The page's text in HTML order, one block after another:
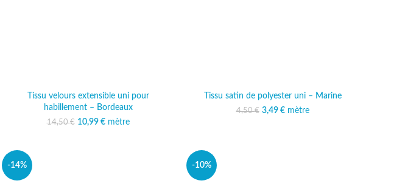
Tissu velours extensible uni pour
habillement – Bordeaux
14,50€
Le prix initial était :
10,99 € Le prix actuel est :
mètre
Tissu satin de polyester uni – Marine
4,50€
Le prix initial était :
3,49 € Le prix actuel est :
mètre
-14% -10%